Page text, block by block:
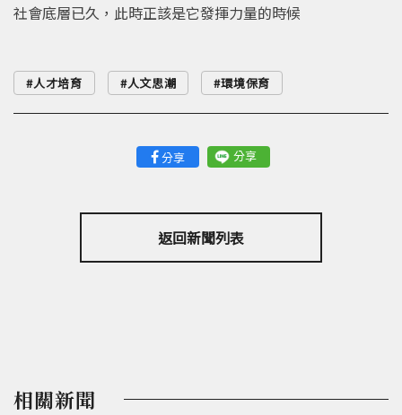
社會底層已久，此時正該是它發揮力量的時候
人才培育 人文思潮 環境保育
分享 分享
返回新聞列表
相關新聞